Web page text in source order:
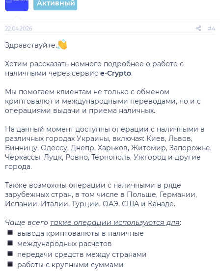
Активный
22.04.2026 #4
Здравствуйте.
Хотим рассказать немного подробнее о работе с
наличными через сервис e-Crypto.
Мы помогаем клиентам не только с обменом
криптовалют и международными переводами, но и с
операциями выдачи и приема наличных.
На данный момент доступны операции с наличными в
различных городах Украины, включая: Киев, Львов,
Винницу, Одессу, Днепр, Харьков, Житомир, Запорожье,
Черкассы, Луцк, Ровно, Тернополь, Ужгород и другие
города.
Также возможны операции с наличными в ряде
зарубежных стран, в том числе в Польше, Германии,
Испании, Италии, Турции, ОАЭ, США и Канаде.
Чаще всего такие операции используются для:
вывода криптовалюты в наличные
международных расчетов
передачи средств между странами
работы с крупными суммами